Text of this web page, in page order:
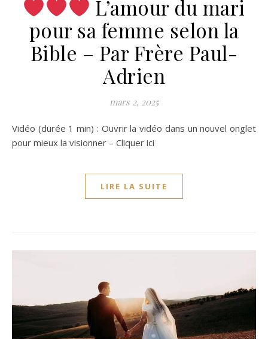
L’amour du mari
pour sa femme selon la
Bible – Par Frère Paul-
Adrien
mars 2, 2025
Vidéo (durée 1 min) : Ouvrir la vidéo dans un nouvel onglet
pour mieux la visionner – Cliquer ici
LIRE LA SUITE